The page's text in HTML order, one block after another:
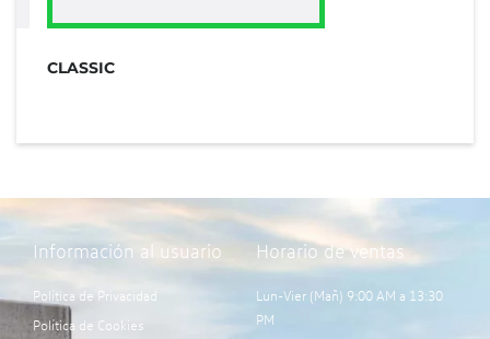
CLASSIC
Información al usuario
Política de Privacidad
Política de Cookies
Horario de ventas
Lun-Vier (Mañ) 9:00 AM a 13:30
PM